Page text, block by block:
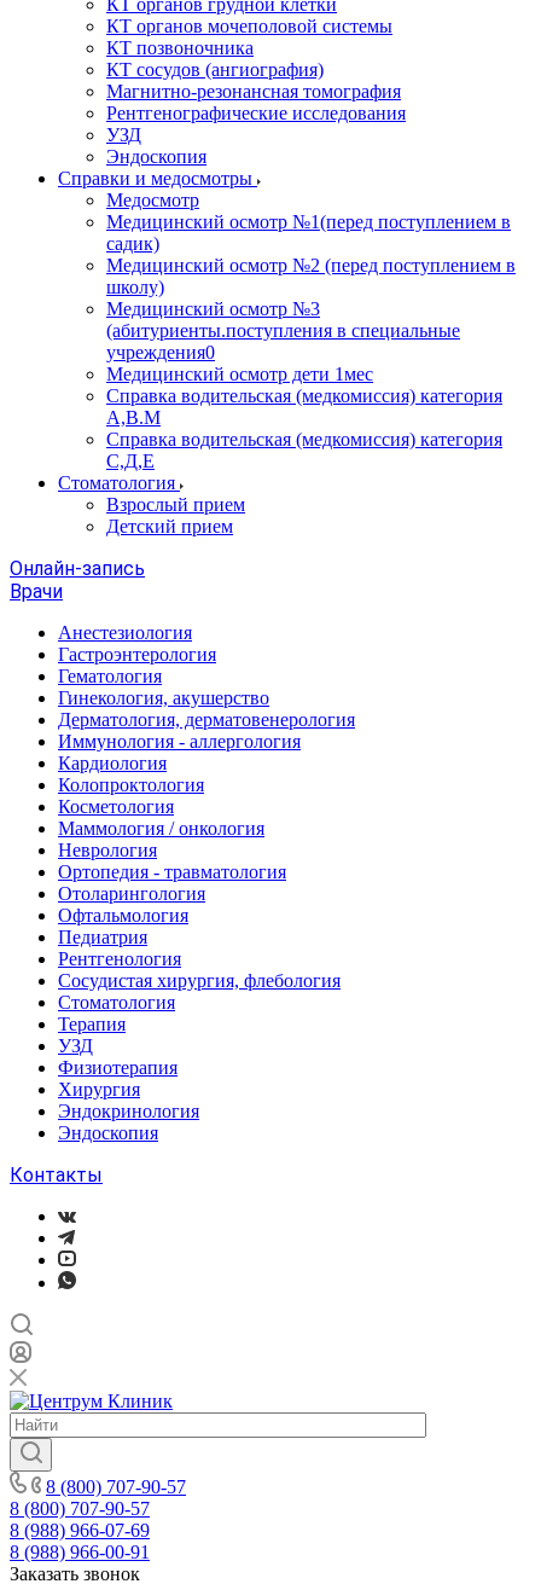
КТ органов грудной клетки
КТ органов мочеполовой системы
КТ позвоночника
КТ сосудов (ангиография)
Магнитно-резонансная томография
Рентгенографические исследования
УЗД
Эндоскопия
Справки и медосмотры
Медосмотр
Медицинский осмотр №1(перед поступлением в
садик)
Медицинский осмотр №2 (перед поступлением в
школу)
Медицинский осмотр №3
(абитуриенты.поступления в специальные
учреждения0
Медицинский осмотр дети 1мес
Справка водительская (медкомиссия) категория
А,В.М
Справка водительская (медкомиссия) категория
С,Д,Е
Стоматология
Взрослый прием
Детский прием
Онлайн-запись
Врачи
Анестезиология
Гастроэнтерология
Гематология
Гинекология, акушерство
Дерматология, дерматовенерология
Иммунология - аллергология
Кардиология
Колопроктология
Косметология
Маммология / онкология
Неврология
Ортопедия - травматология
Отоларингология
Офтальмология
Педиатрия
Рентгенология
Сосудистая хирургия, флебология
Стоматология
Терапия
УЗД
Физиотерапия
Хирургия
Эндокринология
Эндоскопия
Контакты
8 (800) 707-90-57
8 (800) 707-90-57
8 (988) 966-07-69
8 (988) 966-00-91
Заказать звонок